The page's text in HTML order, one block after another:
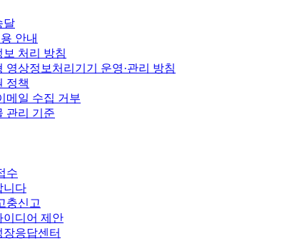
달
안내
보 처리 방침
영상정보처리기기 운영·관리 방침
정책
메일 수집 거부
관리 기준
수
니다
충신고
이디어 제안
장응답센터